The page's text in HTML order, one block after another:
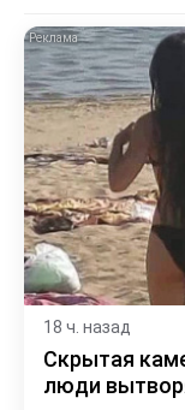
18 ч. назад
Скрытая
люди